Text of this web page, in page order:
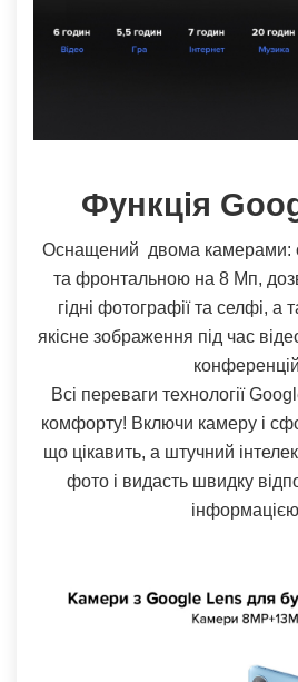
Функція
Оснащений двома камерами:
та фронтальною на 8 Мп,
гідні фотографії та селфі, а
якісне зображення під час
Всі переваги технології
комфорту! Включи камеру і
що цікавить, а штучний
фото і видасть швидку